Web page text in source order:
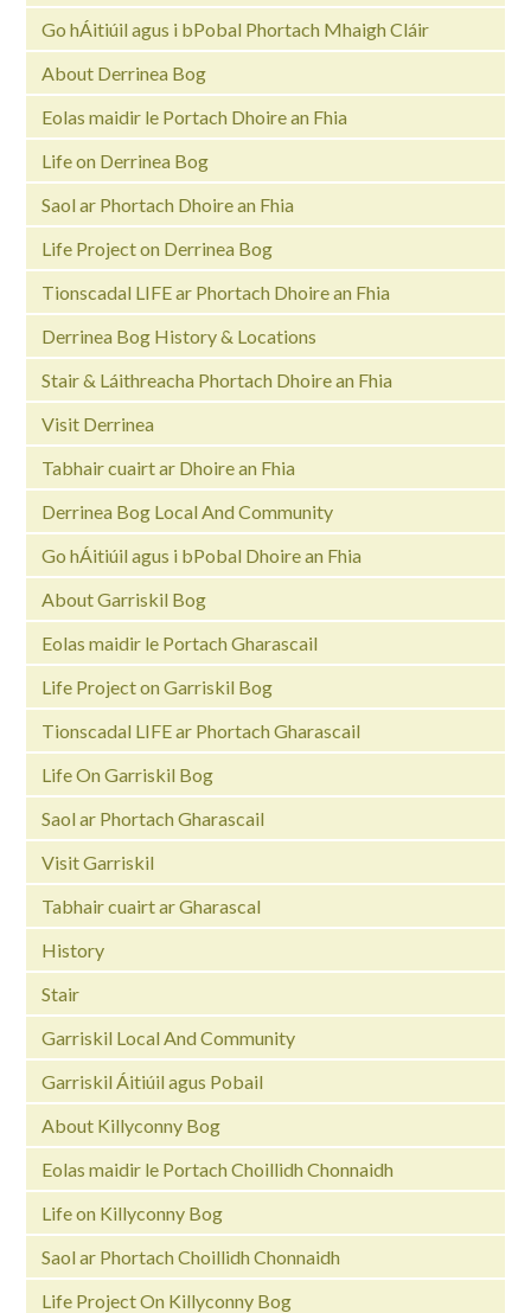
Go hÁitiúil agus i bPobal Phortach Mhaigh Cláir
About Derrinea Bog
Eolas maidir le Portach Dhoire an Fhia
Life on Derrinea Bog
Saol ar Phortach Dhoire an Fhia
Life Project on Derrinea Bog
Tionscadal LIFE ar Phortach Dhoire an Fhia
Derrinea Bog History & Locations
Stair & Láithreacha Phortach Dhoire an Fhia
Visit Derrinea
Tabhair cuairt ar Dhoire an Fhia
Derrinea Bog Local And Community
Go hÁitiúil agus i bPobal Dhoire an Fhia
About Garriskil Bog
Eolas maidir le Portach Gharascail
Life Project on Garriskil Bog
Tionscadal LIFE ar Phortach Gharascail
Life On Garriskil Bog
Saol ar Phortach Gharascail
Visit Garriskil
Tabhair cuairt ar Gharascal
History
Stair
Garriskil Local And Community
Garriskil Áitiúil agus Pobail
About Killyconny Bog
Eolas maidir le Portach Choillidh Chonnaidh
Life on Killyconny Bog
Saol ar Phortach Choillidh Chonnaidh
Life Project On Killyconny Bog